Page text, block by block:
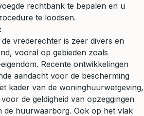
rechtbank te bepalen en u
te loodsen.
vrederechter is zeer divers en
vooral op gebieden zoals
Recente ontwikkelingen
aandacht voor de bescherming
kader van de woninghuurwetgeving,
de geldigheid van opzeggingen
de huurwaarborg. Ook op het vlak